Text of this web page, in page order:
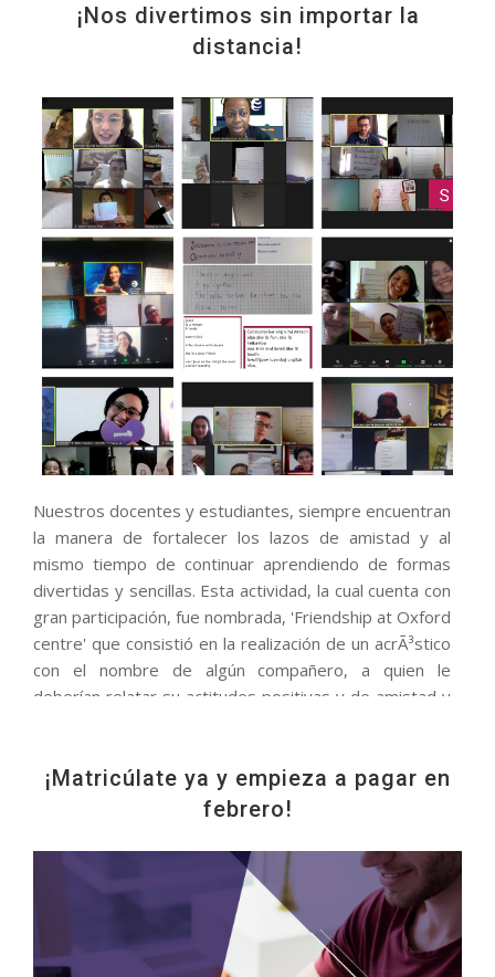
¡Nos divertimos sin importar la
distancia!
Nuestros docentes y estudiantes, siempre encuentran
la manera de fortalecer los lazos de amistad y al
mismo tiempo de continuar aprendiendo de formas
divertidas y sencillas. Esta actividad, la cual cuenta con
gran participación, fue nombrada, 'Friendship at Oxford
centre' que consistió en la realización de un acrÃ³stico
con el nombre de algún compañero, a quien le
deberían relatar su actitudes positivas y de amistad y
¡Matricúlate ya y empieza a pagar en
febrero!